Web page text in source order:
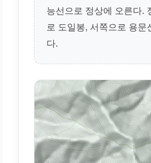
능선으로 정상에 오른다.
로 도일봉, 서쪽으로 용문
다.